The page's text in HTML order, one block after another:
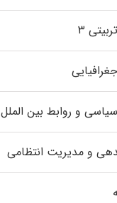
۳
و روابط بین الملل
و مدیریت انتظامی